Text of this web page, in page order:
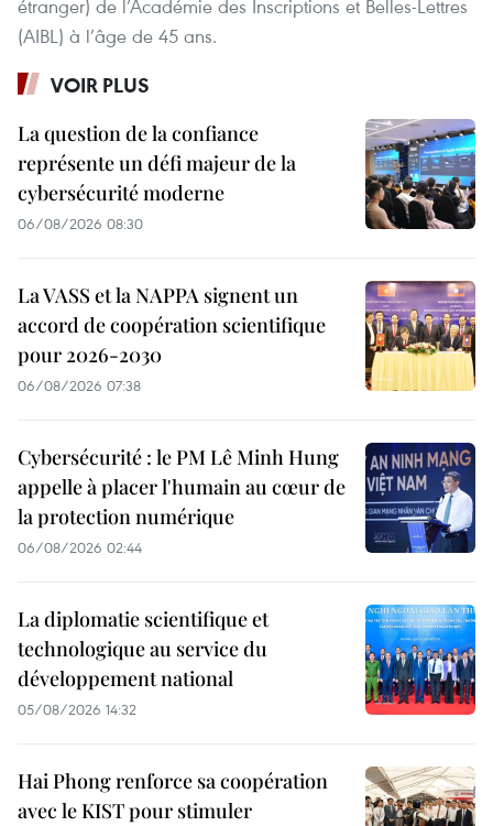
étranger) de l’Académie des Inscriptions et Belles-Lettres
(AIBL) à l’âge de 45 ans.
VOIR PLUS
La question de la confiance
représente un défi majeur de la
cybersécurité moderne
06/08/2026 08:30
La VASS et la NAPPA signent un
accord de coopération scientifique
pour 2026-2030
06/08/2026 07:38
Cybersécurité : le PM Lê Minh Hung
appelle à placer l'humain au cœur de
la protection numérique
06/08/2026 02:44
La diplomatie scientifique et
technologique au service du
développement national
05/08/2026 14:32
Hai Phong renforce sa coopération
avec le KIST pour stimuler